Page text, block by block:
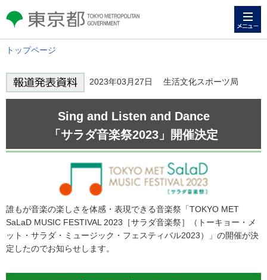
東京都 TOKYO METROPOLITAN
GOVERNMENT
トップページ
2023年03月27日 生活文化スポーツ局
Sing and Listen and Dance
「サラダ音楽祭2023」開催決定
誰もが音楽の楽しさを体感・表現できる音楽祭「TOKYO MET
SaLaD MUSIC FESTIVAL 2023［サラダ音楽祭］（トーキョー・メ
ット・サラダ・ミュージック・フェスティバル2023）」の開催が決
定したのでお知らせします。